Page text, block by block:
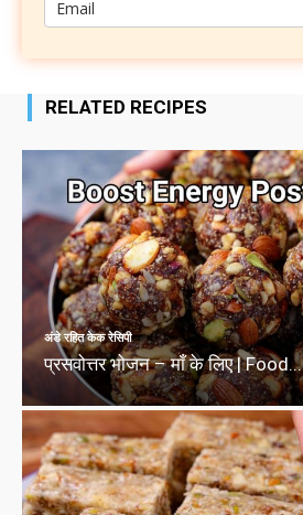
RELATED RECIPES
अंडे रहित केक रेसिपी
प्रसवोत्तर भोजन – माँ के लिए | Food...